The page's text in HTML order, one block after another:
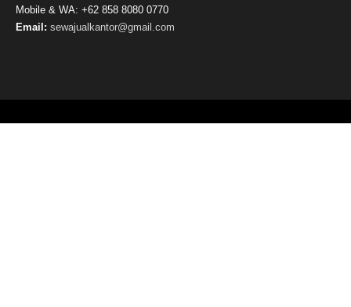
Mobile & WA: +62 858 8080 0770
Email: sewajualkantor@gmail.com